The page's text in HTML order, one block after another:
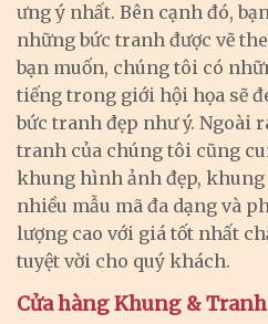
ưng ý nhất. Bên cạnh đó,
những bức tranh được vẽ
bạn muốn, chúng tôi có
tiếng trong giới hội họa sẽ
bức tranh đẹp như ý. Ngoài
tranh của chúng tôi cũng
khung hình ảnh đẹp,
nhiều mẫu mã đa dạng và
lượng cao với giá tốt nhất
tuyệt vời cho quý khách.
Cửa hàng Khung & Tranh